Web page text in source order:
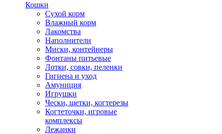
Кошки
Сухой корм
Влажный корм
Лакомства
Наполнители
Миски, контейнеры
Фонтаны питьевые
Лотки, совки, пеленки
Гигиена и уход
Амуниция
Игрушки
Чески, щетки, когтерезы
Когтеточки, игровые
комплексы
Лежанки